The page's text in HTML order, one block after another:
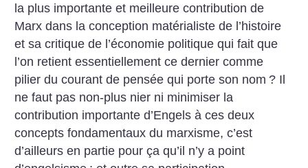
la plus importante et meilleure contribution de
Marx dans la conception matérialiste de l’histoire
et sa critique de l’économie politique qui fait que
l’on retient essentiellement ce dernier comme
pilier du courant de pensée qui porte son nom ? Il
ne faut pas non-plus nier ni minimiser la
contribution importante d’Engels à ces deux
concepts fondamentaux du marxisme, c’est
d’ailleurs en partie pour ça qu’il n’y a point